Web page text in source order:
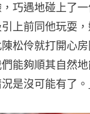
巧遇地碰上了
上前同他玩耍
松伶就打開心
能夠順其自然
是沒可能有了。